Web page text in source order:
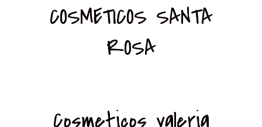
COSMETICOS SANTA
ROSA
Cosmeticos valeria